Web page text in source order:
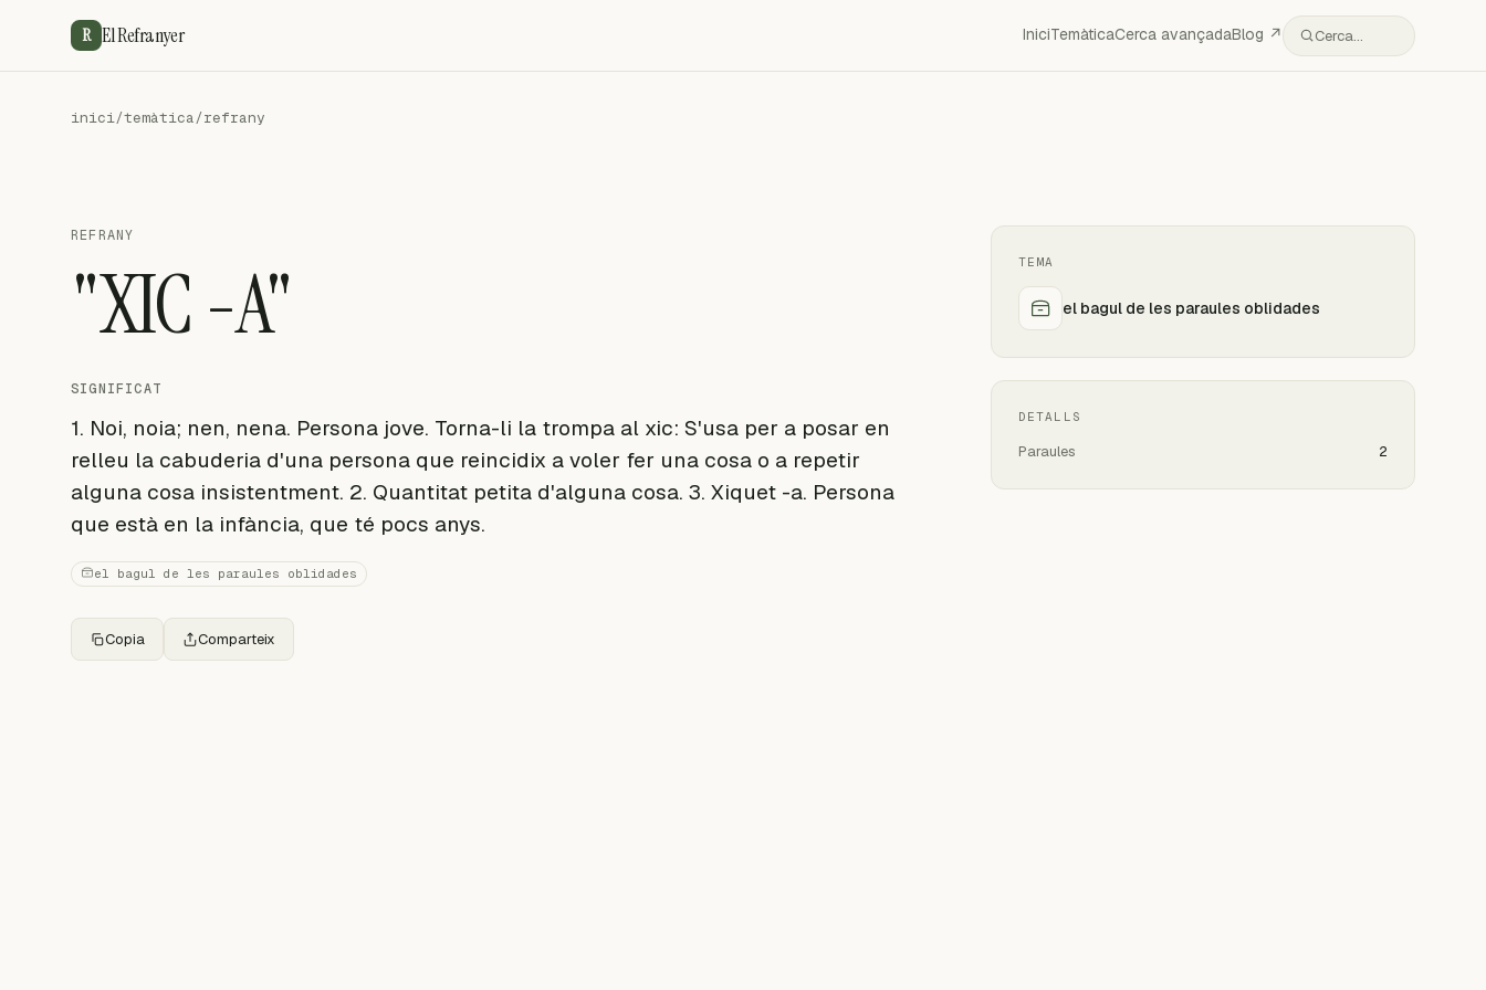
R El Refranyer IniciTemàticaCerca avançadaBlog ↗ Cerca…
inici/temàtica/refrany
REFRANY
"XIC -A"
SIGNIFICAT
1. Noi, noia; nen, nena. Persona jove. Torna-li la trompa al xic: S'usa per a posar en
relleu la cabuderia d'una persona que reincidix a voler fer una cosa o a repetir
alguna cosa insistentment. 2. Quantitat petita d'alguna cosa. 3. Xiquet -a. Persona
que està en la infància, que té pocs anys.
el bagul de les paraules oblidades
Copia Comparteix
TEMA
el bagul de les paraules oblidades
DETALLS
Paraules 2